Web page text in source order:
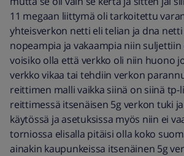
11 megaan liittymä oli tarkoitettu
yhteisverkon netti eli telian ja dna
nopeampia ja vakaampia niin
voisiko olla että verkko oli niin huono
verkko vikaa tai tehdiin verkon
reittimen malli vaikka siinä on siinä tp-
reittimessä itsenäisen 5g verkon tuki
käytössä ja asetuksissa myös niin ei
torniossa elisalla pitäisi olla koko
ainakin kaupunkeissa itsenäinen 5g